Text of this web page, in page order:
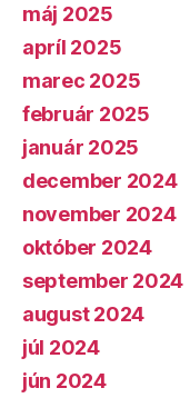
máj 2025
apríl 2025
marec 2025
február 2025
január 2025
december 2024
november 2024
október 2024
september 2024
august 2024
júl 2024
jún 2024